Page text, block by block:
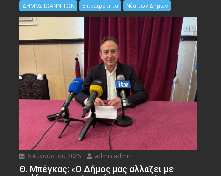
ΔΗΜΟΣ ΙΩΑΝΝΙΤΩΝ Επικαιρότητα Νέα των Δήμων
6 Αυγούστου 2026 admin admin
Θ. Μπέγκας: «Ο Δήμος μας αλλάζει με